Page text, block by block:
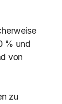
% und
von
zu